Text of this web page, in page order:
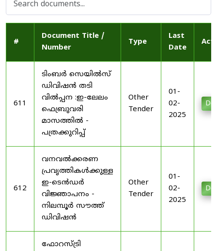
#
Document Title /
Number
Type
Last
Date
611
ടിംബർ സെയിൽസ്
ഡിവിഷൻ തടി
വിൽപ്പന :ഇ-ലേലം
ഫെബ്രുവരി
മാസത്തിൽ -
പത്രക്കുറിപ്പ്
Other
Tender
01-
02-
2025
612
വനവൽക്കരണ
പ്രവൃത്തികൾക്കുള്ള
ഇ-ടെൻഡർ
വിജ്ഞാപനം -
നിലമ്പൂർ സൗത്ത്
ഡിവിഷൻ
Other
Tender
01-
02-
2025
ഫോറസ്ട്രി